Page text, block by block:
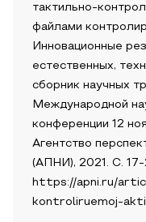
тактильно-
файлами
Инновационные
естественных,
сборник научных
Международной
конференции 12
Агентство
(АПНИ), 2021. С. 17-
https://apni.ru/
kontroliruemoj-